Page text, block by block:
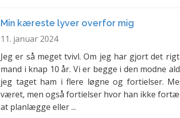
Min kæreste lyver overfor mig
11. januar 2024
Jeg er så meget tvivl. Om jeg har gjort det
mand i knap 10 år. Vi er begge i den modne
jeg taget ham i flere løgne og fortielser.
været, men også fortielser hvor han ikke
at planlægge eller ...